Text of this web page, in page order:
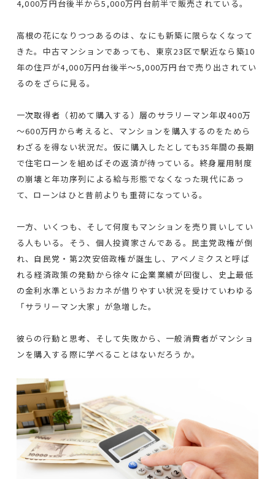
4,000万円台後半から5,000万円台前半で販売されている。
高根の花になりつつあるのは、なにも新築に限らなくなって
きた。中古マンションであっても、東京23区で駅近なら築10
年の住戸が4,000万円台後半～5,000万円台で売り出されてい
るのをざらに見る。
一次取得者（初めて購入する）層のサラリーマン年収400万
～600万円から考えると、マンションを購入するのをためら
わざるを得ない状況だ。仮に購入したとしても35年間の長期
で住宅ローンを組めばその返済が待っている。終身雇用制度
の崩壊と年功序列による給与形態でなくなった現代にあっ
て、ローンはひと昔前よりも重荷になっている。
一方、いくつも、そして何度もマンションを売り買いしてい
る人もいる。そう、個人投資家さんである。民主党政権が倒
れ、自民党・第2次安倍政権が誕生し、アベノミクスと呼ば
れる経済政策の発動から徐々に企業業績が回復し、史上最低
の金利水準というおカネが借りやすい状況を受けていわゆる
「サラリーマン大家」が急増した。
彼らの行動と思考、そして失敗から、一般消費者がマンショ
ンを購入する際に学べることはないだろうか。